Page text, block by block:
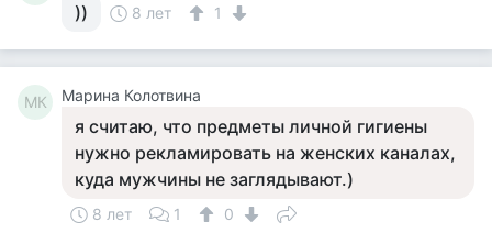
)) 8 лет 1
МК Марина Колотвина
я считаю, что предметы личной гигиены
нужно рекламировать на женских каналах,
куда мужчины не заглядывают.)
8 лет 1 0